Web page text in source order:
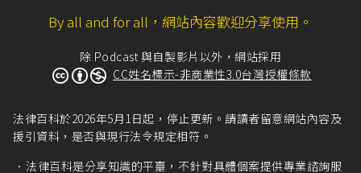
By all and for all，網站內容歡迎分享使用。
除 Podcast 與自製影片以外，網站採用
CC姓名標示-非商業性3.0台灣授權條款
法律百科於2026年5月1日起，停止更新。請讀者留意網站內容及
援引資料，是否與現行法令規定相符。
法律百科是分享知識的平臺，不針對具體個案提供專業諮詢服